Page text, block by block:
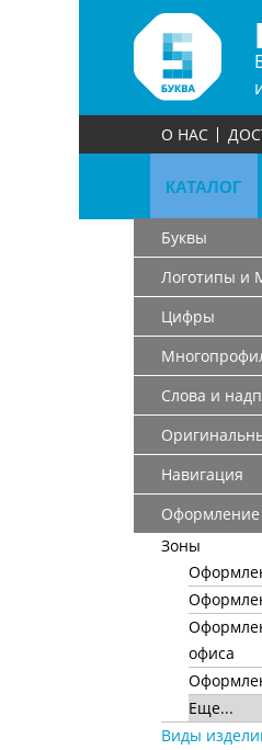
О НАС
КАТАЛОГ
Буквы
Логотипы и
Цифры
Слова и
Навигация
Оформление
Зоны
офиса
Еще...
Виды